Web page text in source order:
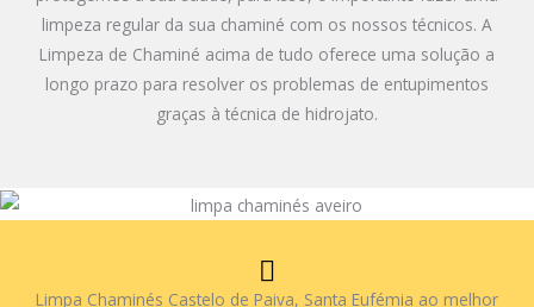
limpeza regular da sua chaminé com os nossos técnicos. A
Limpeza de Chaminé acima de tudo oferece uma solução a
longo prazo para resolver os problemas de entupimentos
graças à técnica de hidrojato.
Limpa Chaminés Castelo de Paiva, Santa Eufémia ao melhor